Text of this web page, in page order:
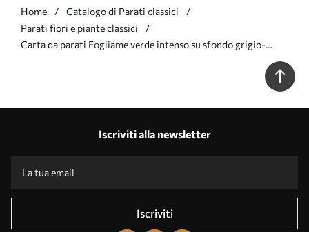
Home
Catalogo di Parati classici
Parati fiori e piante classici
Carta da parati Fogliame verde intenso su sfondo grigio-
Iscriviti alla newsletter
Iscriviti